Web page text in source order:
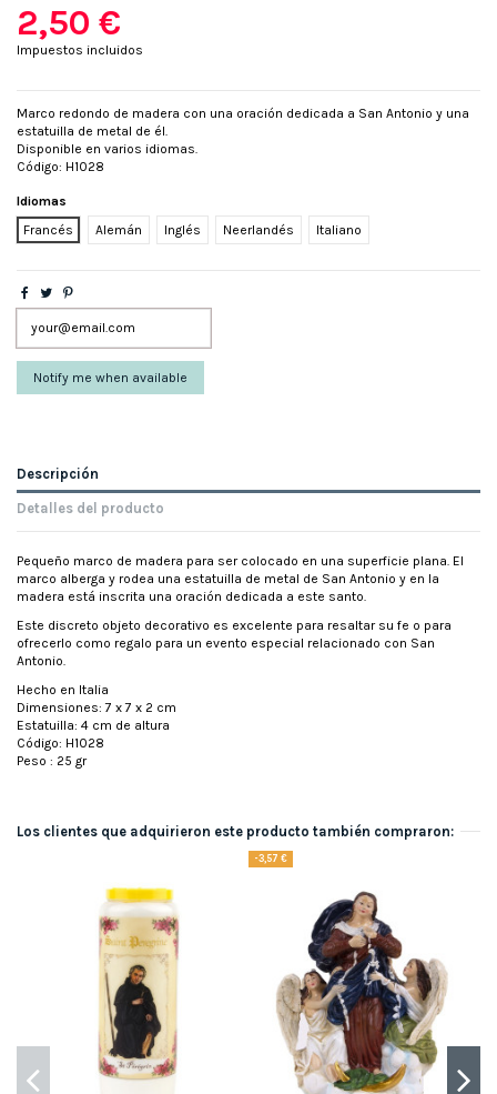
2,50 €
Impuestos incluidos
Marco redondo de madera con una oración dedicada a San Antonio y una
estatuilla de metal de él.
Disponible en varios idiomas.
Código: H1028
Idiomas
Francés
Alemán Inglés Neerlandés Italiano
Descripción
Detalles del producto
Pequeño marco de madera para ser colocado en una superficie plana. El
marco alberga y rodea una estatuilla de metal de San Antonio y en la
madera está inscrita una oración dedicada a este santo.
Este discreto objeto decorativo es excelente para resaltar su fe o para
ofrecerlo como regalo para un evento especial relacionado con San
Antonio.
Hecho en Italia
Dimensiones: 7 x 7 x 2 cm
Estatuilla: 4 cm de altura
Código: H1028
Peso : 25 gr
Los clientes que adquirieron este producto también compraron:
-3,57 €